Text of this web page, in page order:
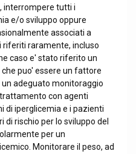
interrompere tutti i
e/o sviluppo oppure
associati a
riferiti raramente, incluso
caso e' stato riferito un
puo' essere un fattore
adeguato monitoraggio
con agenti
di iperglicemia e i pazienti
rischio per lo sviluppo del
per un
Monitorare il peso, ad